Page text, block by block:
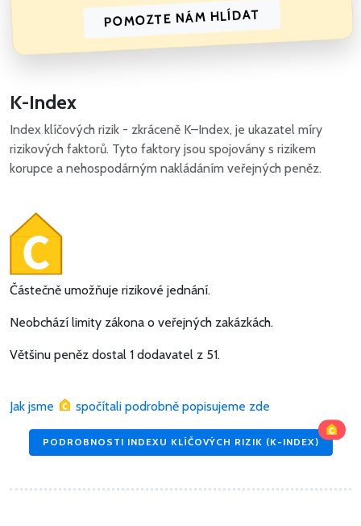
POMOZTE NÁM HLÍDAT
K-Index
Index klíčových rizik - zkráceně K–Index, je ukazatel míry
rizikových faktorů. Tyto faktory jsou spojovány s rizikem
korupce a nehospodárným nakládáním veřejných peněz.
Částečně umožňuje rizikové jednání.
Neobchází limity zákona o veřejných zakázkách.
Většinu peněz dostal 1 dodavatel z 51.
Jak jsme spočítali podrobně popisujeme zde
PODROBNOSTI INDEXU KLÍČOVÝCH RIZIK (K-INDEX)